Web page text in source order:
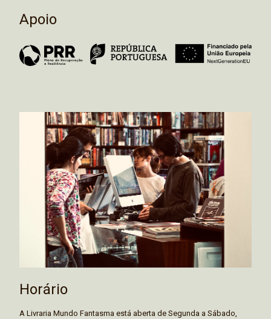
Apoio
Horário
A Livraria Mundo Fantasma está aberta de Segunda a Sábado,